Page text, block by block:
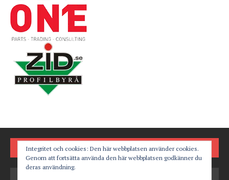
FÖLJ OSS PÅ
Integritet och cookies: Den här webbplatsen använder cookies.
Genom att fortsätta använda den här webbplatsen godkänner du
deras användning.